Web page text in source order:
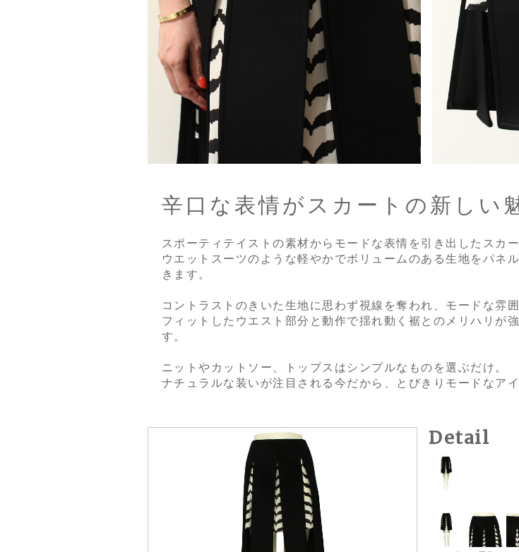
辛口な表情がスカートの新しい
スポーティテイストの素材からモードな表情を引き出したスカー
ウエットスーツのような軽やかでボリュームのある生地をパネ
きます。
コントラストのきいた生地に思わず視線を奪われ、モードな雰
フィットしたウエスト部分と動作で揺れ動く裾とのメリハリが
す。
ニットやカットソー、トップスはシンプルなものを選ぶだけ。
ナチュラルな装いが注目される今だから、とびきりモードなア